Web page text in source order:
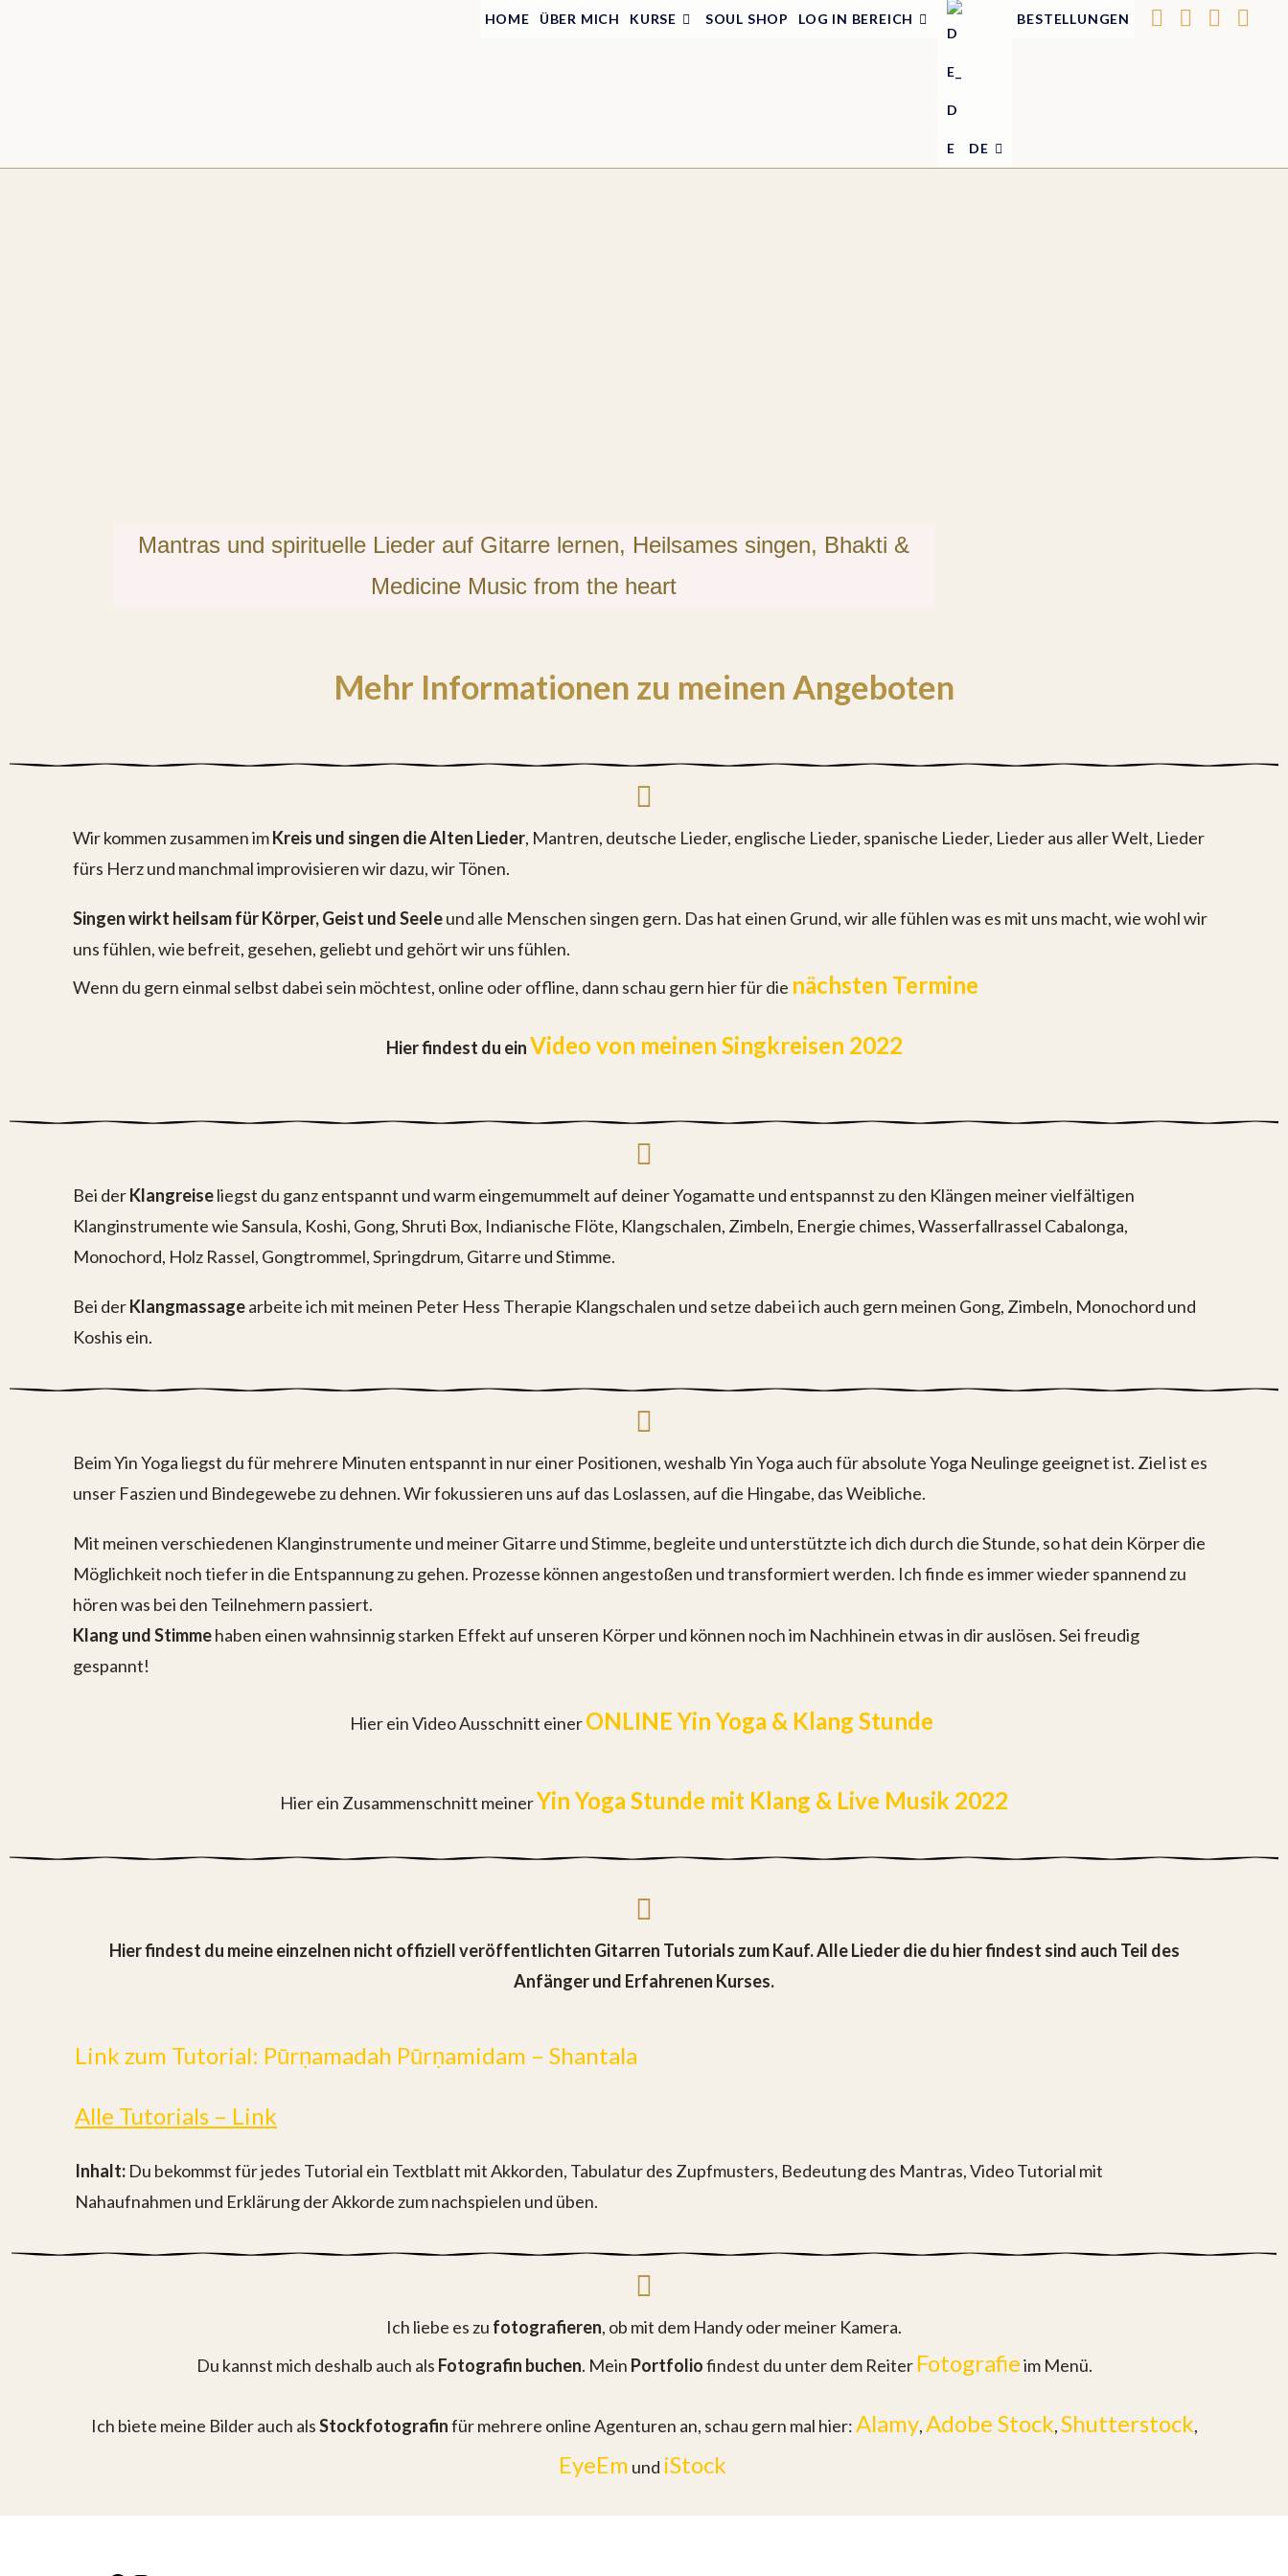
HOME ÜBER MICH KURSE SOUL SHOP LOG IN BEREICH
DE
BESTELLUNGEN
Mantras und spirituelle Lieder auf Gitarre lernen, Heilsames singen, Bhakti &
Medicine Music from the heart
Mehr Informationen zu meinen Angeboten
Wir kommen zusammen imKreis und singen die Alten Lieder, Mantren, deutsche Lieder, englische Lieder, spanische Lieder, Lieder aus aller Welt, Lieder
fürs Herz und manchmal improvisieren wir dazu, wir Tönen.
Singen wirkt heilsam für Körper, Geist und Seeleund alle Menschen singen gern. Das hat einen Grund, wir alle fühlen was es mit uns macht, wie wohl wir
uns fühlen, wie befreit, gesehen, geliebt und gehört wir uns fühlen.
Wenn du gern einmal selbst dabei sein möchtest, online oder offline, dann schau gern hier für die nächsten Termine
Hier findest du einVideo von meinen Singkreisen 2022
Bei derKlangreiseliegst du ganz entspannt und warm eingemummelt auf deiner Yogamatte und entspannst zu den Klängen meiner vielfältigen
Klanginstrumente wie Sansula, Koshi, Gong, Shruti Box, Indianische Flöte, Klangschalen, Zimbeln, Energie chimes, Wasserfallrassel Cabalonga,
Monochord, Holz Rassel, Gongtrommel, Springdrum, Gitarre und Stimme.
Bei derKlangmassagearbeite ich mit meinen Peter Hess Therapie Klangschalen und setze dabei ich auch gern meinen Gong, Zimbeln, Monochord und
Koshis ein.
Beim Yin Yoga liegst du für mehrere Minuten entspannt in nur einer Positionen, weshalb Yin Yoga auch für absolute Yoga Neulinge geeignet ist. Ziel ist es
unser Faszien und Bindegewebe zu dehnen. Wir fokussieren uns auf das Loslassen, auf die Hingabe, das Weibliche.
Mit meinen verschiedenen Klanginstrumente und meiner Gitarre und Stimme, begleite und unterstützte ich dich durch die Stunde, so hat dein Körper die
Möglichkeit noch tiefer in die Entspannung zu gehen. Prozesse können angestoßen und transformiert werden. Ich finde es immer wieder spannend zu
hören was bei den Teilnehmern passiert.
Klang und Stimmehaben einen wahnsinnig starken Effekt auf unseren Körper und können noch im Nachhinein etwas in dir auslösen. Sei freudig
gespannt!
Hier ein Video Ausschnitt einerONLINE Yin Yoga & Klang Stunde
Hier ein Zusammenschnitt meinerYin Yoga Stunde mit Klang & Live Musik 2022
Hier findest du meine einzelnen nicht offiziell veröffentlichten Gitarren Tutorials zum Kauf. Alle Lieder die du hier findest sind auch Teil des
Anfänger und Erfahrenen Kurses.
Link zum Tutorial: Pūrṇamadah Pūrṇamidam – Shantala
Alle Tutorials – Link
Inhalt: Du bekommst für jedes Tutorial ein Textblatt mit Akkorden, Tabulatur des Zupfmusters, Bedeutung des Mantras, Video Tutorial mit
Nahaufnahmen und Erklärung der Akkorde zum nachspielen und üben.
Ich liebe es zu fotografieren, ob mit dem Handy oder meiner Kamera.
Du kannst mich deshalb auch als Fotografin buchen. Mein Portfoliofindest du unter dem Reiter Fotografieim Menü.
Ich biete meine Bilder auch alsStockfotografinfür mehrere online Agenturen an, schau gern mal hier: Alamy, Adobe Stock,Shutterstock,
EyeEm und iStock